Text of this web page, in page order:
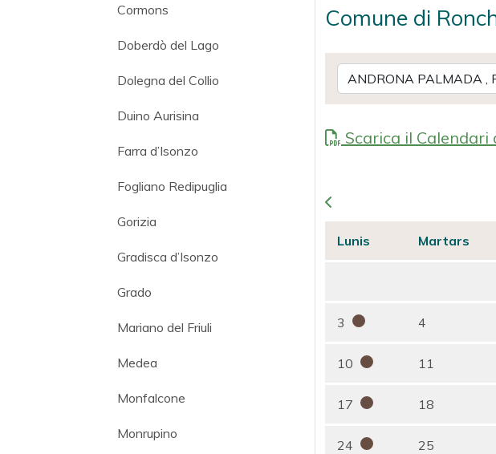
Cormons
Doberdò del Lago
Dolegna del Collio
Duino Aurisina
Farra d’Isonzo
Fogliano Redipuglia
Gorizia
Gradisca d’Isonzo
Grado
Mariano del Friuli
Medea
Monfalcone
Monrupino
Comune di
Scarica il Calendari
Lunis Martars
3 4
10 11
17 18
24 25